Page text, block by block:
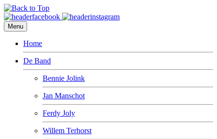
Menu
Home
De Band
Bennie Jolink
Jan Manschot
Ferdy Joly
Willem Terhorst